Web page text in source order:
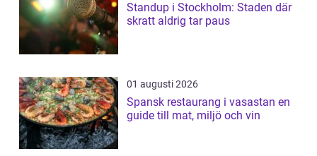
Standup i Stockholm: Staden där
skratt aldrig tar paus
01 augusti 2026
Spansk restaurang i vasastan en
guide till mat, miljö och vin